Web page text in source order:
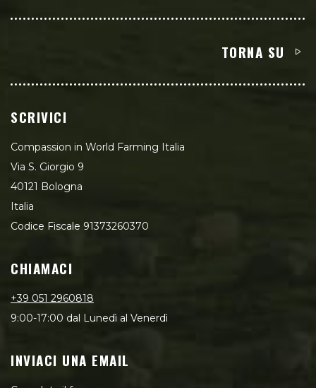
TORNA SU
SCRIVICI
Compassion in World Farming Italia
Via S. Giorgio 9
40121 Bologna
Italia
Codice Fiscale 91373260370
CHIAMACI
+39 051 2960818
9:00-17:00 dal Lunedì al Venerdì
INVIACI UNA EMAIL